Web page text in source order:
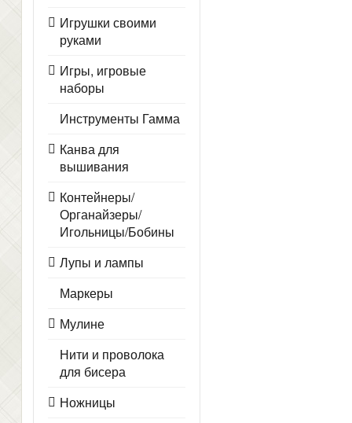
Игрушки своими
руками
Игры, игровые
наборы
Инструменты Гамма
Канва для
вышивания
Контейнеры/
Органайзеры/
Игольницы/Бобины
Лупы и лампы
Маркеры
Мулине
Нити и проволока
для бисера
Ножницы